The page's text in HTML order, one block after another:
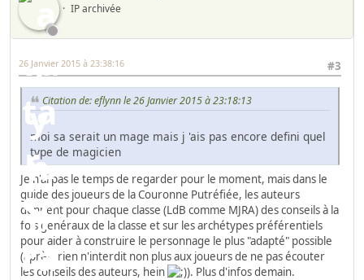
IP archivée
#3
26 Janvier 2015 à 23:38:16
Citation de: eflynn le 26 Janvier 2015 à 23:18:13
moi sa serait un mage mais j 'ais pas encore defini quel
type de magicien
Je n'ai pas le temps de regarder pour le moment, mais dans le
guide des joueurs de la Couronne Putréfiée, les auteurs
donnent pour chaque classe (LdB comme MJRA) des conseils à la
fois généraux de la classe et sur les archétypes préférentiels
pour aider à construire le personnage le plus "adapté" possible
(après, rien n'interdit non plus aux joueurs de ne pas écouter
les conseils des auteurs, hein
). Plus d'infos demain.